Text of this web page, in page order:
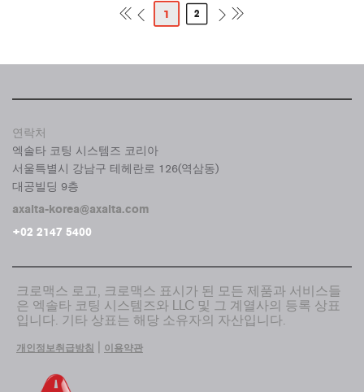
1 2
연락처
엑솔타 코팅 시스템즈 코리아
서울특별시 강남구 테헤란로 126(역삼동)
대공빌딩 9층
axalta-korea@axalta.com
+02 2147 5400
크로맥스 로고, 크로맥스 표시가 된 모든 제품과 서비스들
은 엑솔타 코팅 시스템즈와 LLC 및 그 계열사의 등록 상표
입니다. 기타 상표는 해당 소유자의 자산입니다.
개인정보취급방침 이용약관